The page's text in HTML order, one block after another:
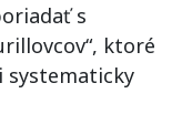
s
ktoré
systematicky